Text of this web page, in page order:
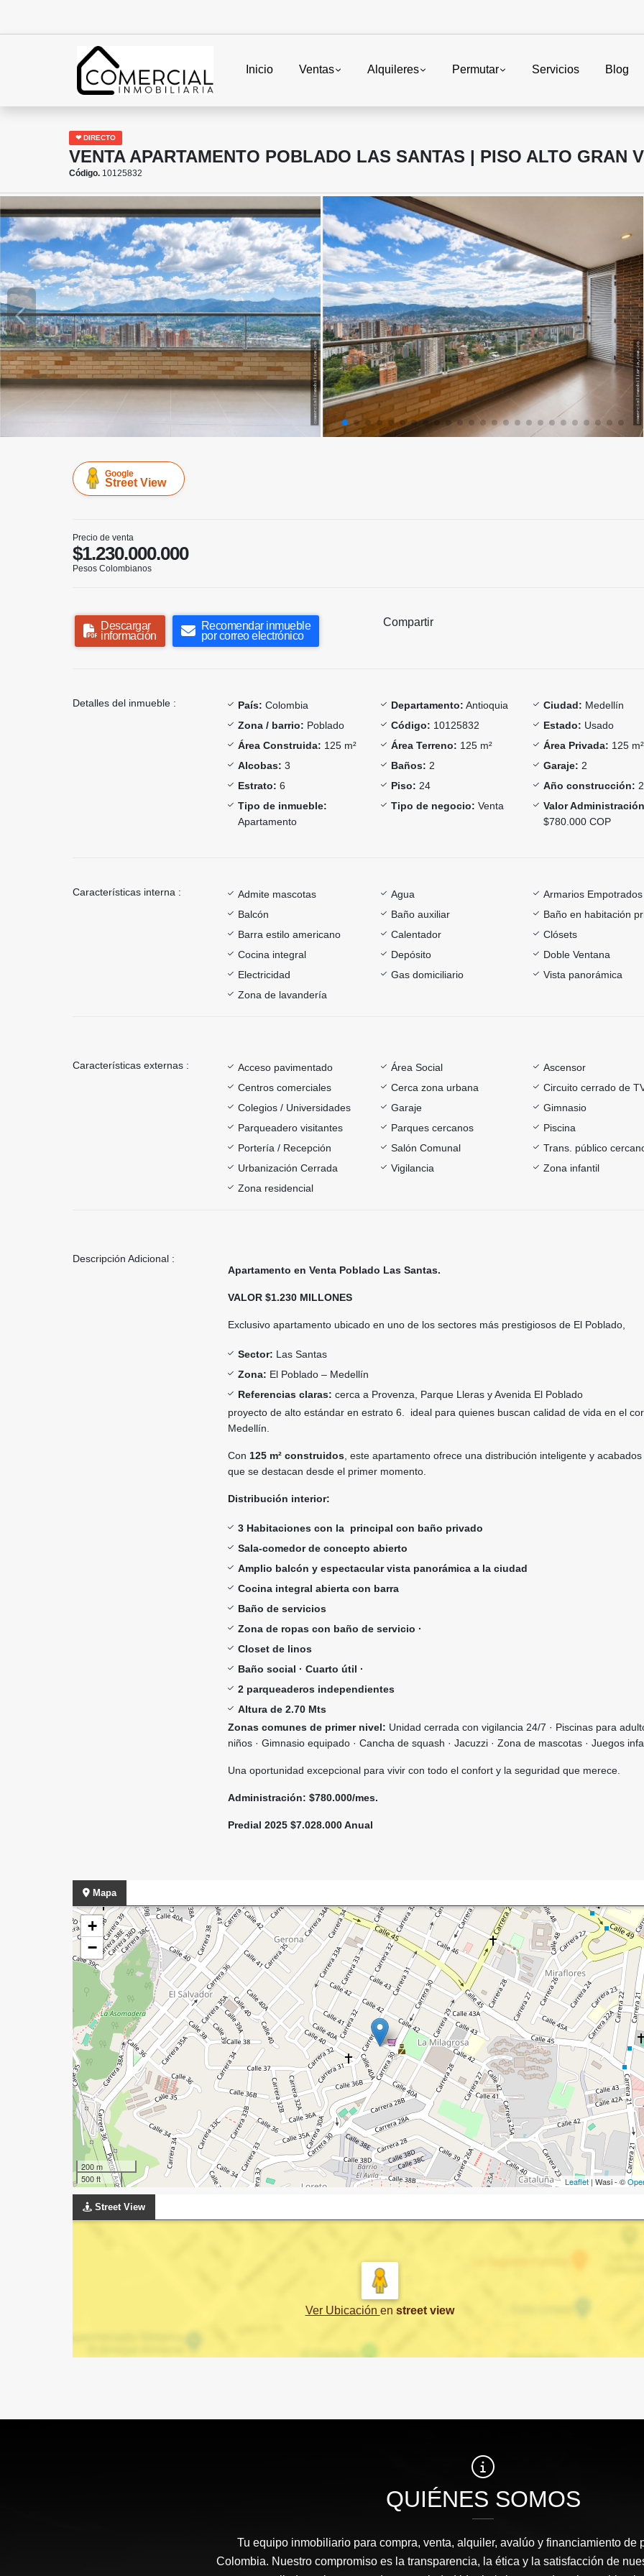
Inicio Ventas Alquileres Permutar Servicios Blog
❤ DIRECTO
VENTA APARTAMENTO POBLADO LAS SANTAS | PISO ALTO GRAN
Código. 10125832
Google
Street View
Precio de venta
$1.230.000.000
Pesos Colombianos
Descargar
información
Recomendar inmueble
por correo electrónico
Compartir
Detalles del inmueble : País: Colombia Departamento: Antioquia Ciudad: Medellín
Zona / barrio: Poblado Código: 10125832 Estado: Usado
Área Construida: 125 m² Área Terreno: 125 m² Área Privada: 125 m²
Alcobas: 3 Baños: 2 Garaje: 2
Estrato: 6 Piso: 24 Año construcción:
Tipo de inmueble:
Apartamento
Tipo de negocio: Venta
Valor
$780.000 COP
Características interna : Admite mascotas Agua
Armarios Empotrados
Balcón
Baño auxiliar
Baño en habitación
Barra estilo americano
Calentador
Clósets
Cocina integral
Depósito
Doble Ventana
Electricidad
Gas domiciliario
Vista panorámica
Zona de lavandería
Características externas : Acceso pavimentado Área Social
Ascensor
Centros comerciales
Cerca zona urbana
Circuito cerrado de
Colegios / Universidades
Garaje
Gimnasio
Parqueadero visitantes
Parques cercanos
Piscina
Portería / Recepción
Salón Comunal
Trans. público
Urbanización Cerrada
Vigilancia
Zona infantil
Zona residencial
Descripción Adicional :
Apartamento en Venta Poblado Las Santas.
VALOR $1.230 MILLONES
Exclusivo apartamento ubicado en uno de los sectores más prestigiosos de El Poblado,
Sector: Las Santas
Zona: El Poblado – Medellín
Referencias claras: cerca a Provenza, Parque Lleras y Avenida El Poblado
proyecto de alto estándar en estrato 6. ideal para quienes buscan calidad de vida en el
Medellín.
Con 125 m² construidos , este apartamento ofrece una distribución inteligente y
que se destacan desde el primer momento.
Distribución interior:
3 Habitaciones con la principal con baño privado
Sala-comedor de concepto abierto
Amplio balcón y espectacular vista panorámica a la ciudad
Cocina integral abierta con barra
Baño de servicios
Zona de ropas con baño de servicio ·
Closet de linos
Baño social · Cuarto útil ·
2 parqueaderos independientes
Altura de 2.70 Mts
Zonas comunes de primer nivel: Unidad cerrada con vigilancia 24/7 · Piscinas para
niños · Gimnasio equipado · Cancha de squash · Jacuzzi · Zona de mascotas · Juegos
Una oportunidad excepcional para vivir con todo el confort y la seguridad que merece.
Administración: $780.000/mes.
Predial 2025 $7.028.000 Anual
Mapa
+
−
200 m
500 ft
Leaflet | Wasi - ©
Street View
Ver Ubicación en street view
QUIÉNES SOMOS
Tu equipo inmobiliario para compra, venta, alquiler, avalúo y financiamiento de
Colombia. Nuestro compromiso es la transparencia, la ética y la satisfacción de